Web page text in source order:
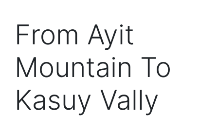
From Ayit
Mountain To
Kasuy Vally